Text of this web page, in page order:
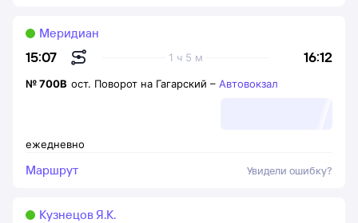
15:07 16:12
1 ч 5 м
Меридиан
ежедневно
№700В ост. Поворот на Гагарский – Автовокзал
Маршрут Увидели ошибку?
Кузнецов Я.К.